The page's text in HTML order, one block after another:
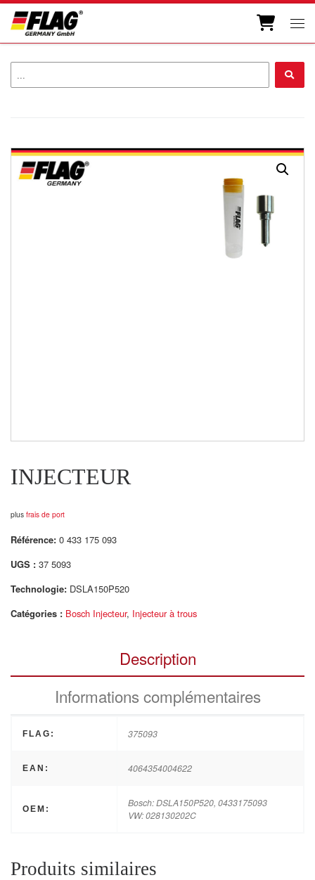
Skip to content
INJECTEUR
plus frais de port
Référence: 0 433 175 093
UGS : 37 5093
Technologie: DSLA150P520
Catégories : Bosch Injecteur, Injecteur à trous
Description
Informations complémentaires
FLAG: 375093
EAN: 4064354004622
OEM:
Bosch: DSLA150P520, 0433175093
VW: 028130202C
Produits similaires